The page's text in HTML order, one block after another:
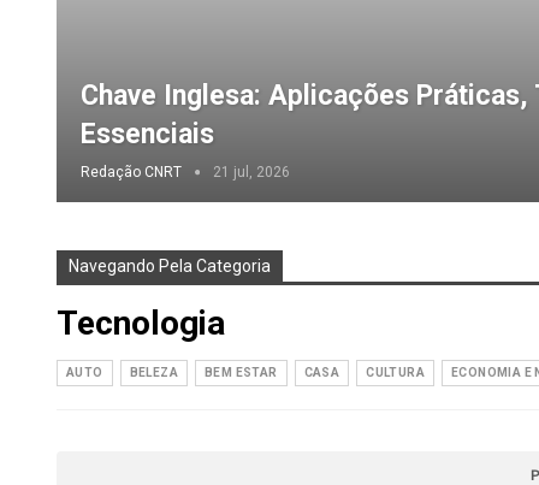
Chave Inglesa: Aplicações Práticas,
Essenciais
Redação CNRT 21 jul, 2026
Navegando Pela Categoria
Tecnologia
AUTO BELEZA BEM ESTAR CASA CULTURA ECONOMIA E